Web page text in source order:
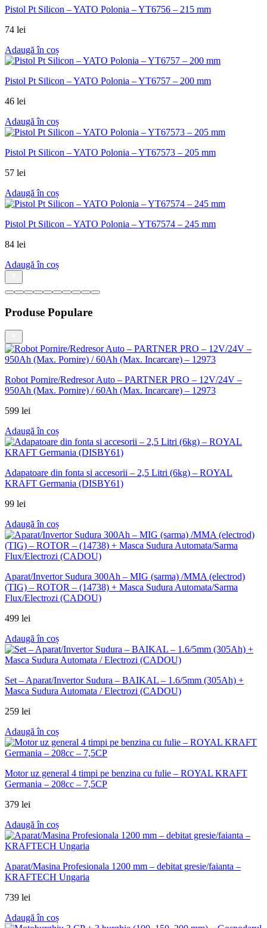
Pistol Pt Silicon – YATO Polonia – YT6756 – 215 mm
74 lei
Adaugă în coș
Pistol Pt Silicon – YATO Polonia – YT6757 – 200 mm
46 lei
Adaugă în coș
Pistol Pt Silicon – YATO Polonia – YT67573 – 205 mm
57 lei
Adaugă în coș
Pistol Pt Silicon – YATO Polonia – YT67574 – 245 mm
84 lei
Adaugă în coș
Produse Populare
Robot Pornire/Redresor Auto – PARTNER PRO – 12V/24V –
950Ah (Max. Pornire) / 60Ah (Max. Incarcare) – 12973
599 lei
Adaugă în coș
Adapatoare din fonta si accesorii – 2,5 Litri (6kg) – ROYAL
KRAFT Germania (DISBY61)
99 lei
Adaugă în coș
Aparat/Invertor Sudura 300Ah – MIG (sarma) /MMA (electrod)
(TIG) – ROTOR – (14738) + Masca Sudura Automata/Sarma
Flux/Electrozi (CADOU)
499 lei
Adaugă în coș
Set – Aparat/Invertor Sudura – BAIKAL – 1.6/5mm (305Ah) +
Masca Sudura Automata / Electrozi (CADOU)
259 lei
Adaugă în coș
Motor uz general 4 timpi pe benzina cu fulie – ROYAL KRAFT
Germania – 208cc – 7,5CP
379 lei
Adaugă în coș
Aparat/Masina Profesionala 1200 mm – debitat gresie/faianta –
KRAFTECH Ungaria
739 lei
Adaugă în coș